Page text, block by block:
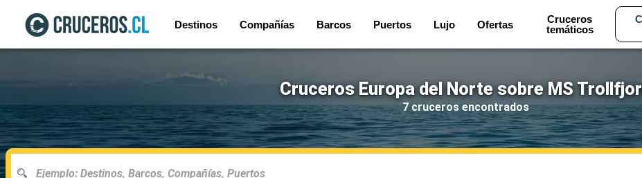
Destinos Compañías Barcos Puertos Lujo Ofertas
Cruceros
temáticos
Cruceros Europa del Norte sobre MS
7 cruceros encontrados